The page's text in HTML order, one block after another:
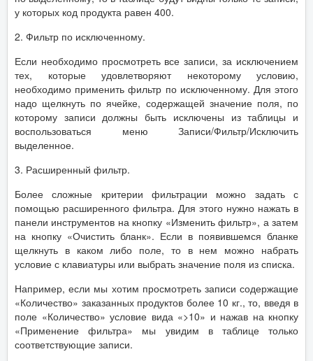
у которых код продукта равен 400.
2. Фильтр по исключенному.
Если необходимо просмотреть все записи, за исключением
тех, которые удовлетворяют некоторому условию,
необходимо применить фильтр по исключенному. Для этого
надо щелкнуть по ячейке, содержащей значение поля, по
которому записи должны быть исключены из таблицы и
воспользоваться меню Записи/Фильтр/Исключить
выделенное.
3. Расширенный фильтр.
Более сложные критерии фильтрации можно задать с
помощью расширенного фильтра. Для этого нужно нажать в
панели инструментов на кнопку «Изменить фильтр», а затем
на кнопку «Очистить бланк». Если в появившемся бланке
щелкнуть в каком либо поле, то в нем можно набрать
условие с клавиатуры или выбрать значение поля из списка.
Например, если мы хотим просмотреть записи содержащие
«Количество» заказанных продуктов более 10 кг., то, введя в
поле «Количество» условие вида «>10» и нажав на кнопку
«Применение фильтра» мы увидим в таблице только
соответствующие записи.